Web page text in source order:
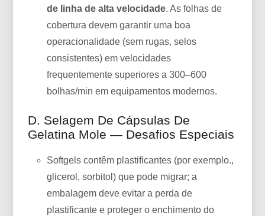
de linha de alta velocidade. As folhas de
cobertura devem garantir uma boa
operacionalidade (sem rugas, selos
consistentes) em velocidades
frequentemente superiores a 300–600
bolhas/min em equipamentos modernos.
D. Selagem De Cápsulas De
Gelatina Mole — Desafios Especiais
Softgels contêm plastificantes (por exemplo.,
glicerol, sorbitol) que pode migrar; a
embalagem deve evitar a perda de
plastificante e proteger o enchimento do